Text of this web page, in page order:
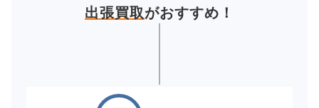
出張買取がおすすめ！